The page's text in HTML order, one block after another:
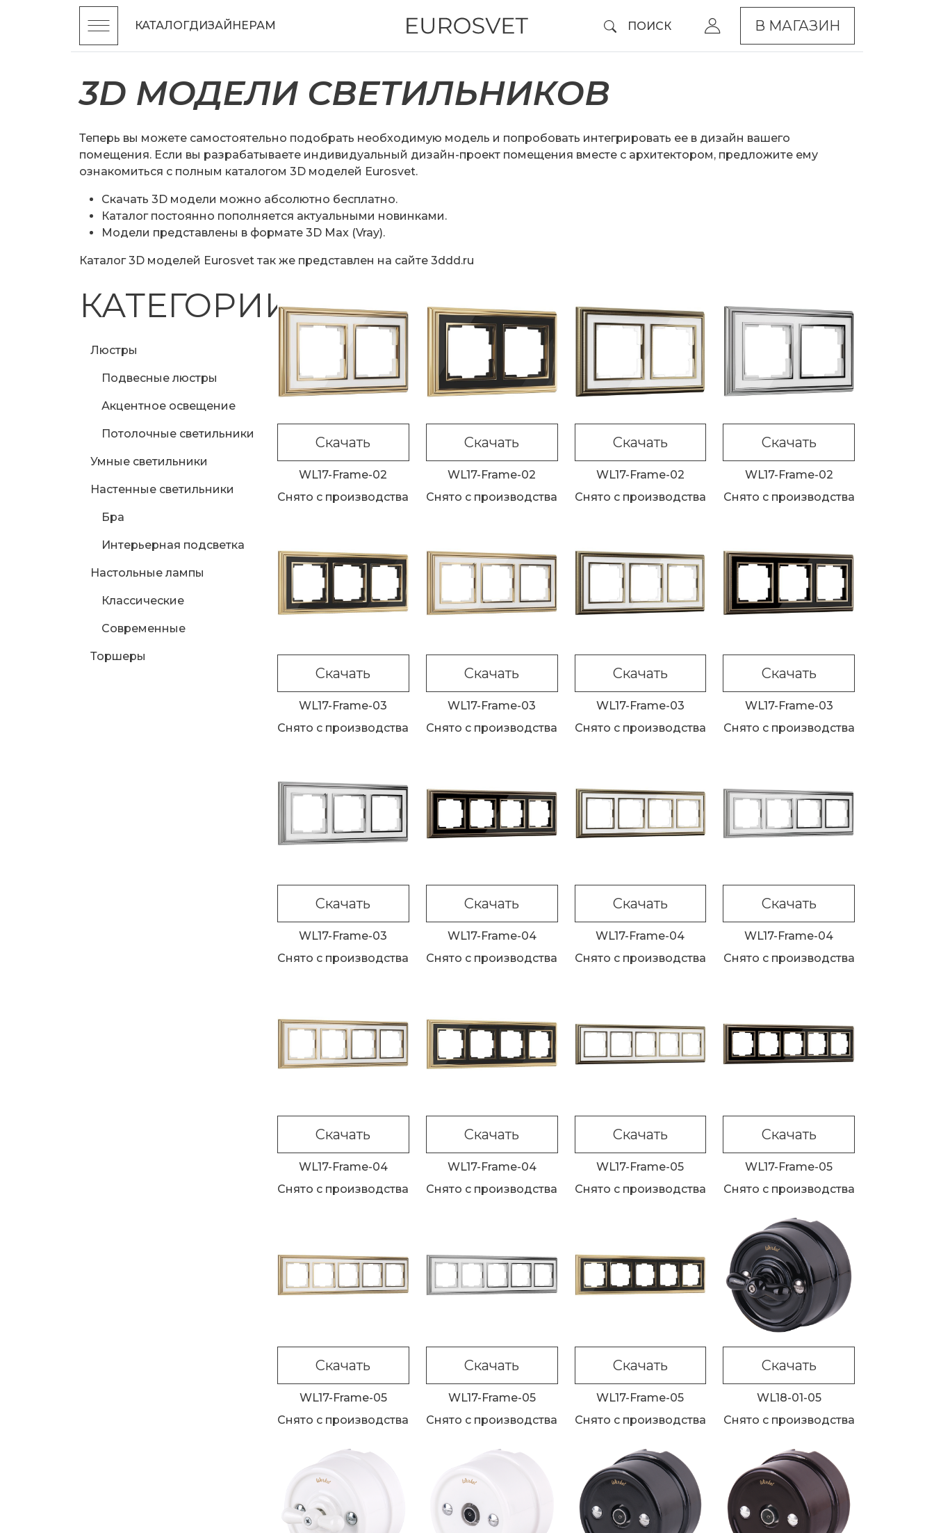
КАТАЛОГДИЗАЙНЕРАМ ПОИСК В МАГАЗИН
3D МОДЕЛИ СВЕТИЛЬНИКОВ
Теперь вы можете самостоятельно подобрать необходимую модель и попробовать интегрировать ее в дизайн вашего
помещения. Если вы разрабатываете индивидуальный дизайн-проект помещения вместе с архитектором, предложите ему
ознакомиться с полным каталогом 3D моделей Eurosvet.
Cкачать 3D модели можно абсолютно бесплатно.
Каталог постоянно пополняется актуальными новинками.
Модели представлены в формате 3D Max (Vray).
Каталог 3D моделей Eurosvet так же представлен на сайте 3ddd.ru
КАТЕГОРИИ
Люстры
Подвесные люстры
Акцентное освещение
Потолочные светильники
Умные светильники
Настенные светильники
Бра
Интерьерная подсветка
Настольные лампы
Классические
Современные
Торшеры
Скачать
WL17-Frame-02
Снято с производства
Скачать
WL17-Frame-02
Снято с производства
Скачать
WL17-Frame-02
Снято с производства
Скачать
WL17-Frame-02
Снято с производства
Скачать
WL17-Frame-03
Снято с производства
Скачать
WL17-Frame-03
Снято с производства
Скачать
WL17-Frame-03
Снято с производства
Скачать
WL17-Frame-03
Снято с производства
Скачать
WL17-Frame-03
Снято с производства
Скачать
WL17-Frame-04
Снято с производства
Скачать
WL17-Frame-04
Снято с производства
Скачать
WL17-Frame-04
Снято с производства
Скачать
WL17-Frame-04
Снято с производства
Скачать
WL17-Frame-04
Снято с производства
Скачать
WL17-Frame-05
Снято с производства
Скачать
WL17-Frame-05
Снято с производства
Скачать
WL17-Frame-05
Снято с производства
Скачать
WL17-Frame-05
Снято с производства
Скачать
WL17-Frame-05
Снято с производства
Скачать
WL18-01-05
Снято с производства